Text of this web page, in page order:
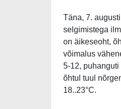
Täna, 7.
selgimistega
on äikeseoht,
võimalus
5-12,
õhtul tuul
18..23°C.